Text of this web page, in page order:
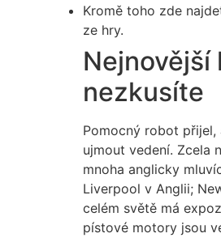
Kromě toho zde
ze hry.
nezkusíte
Pomocný robot přijel,
ujmout vedení. Zcela
mnoha anglicky
Liverpool v Anglii;
celém světě má
pístové motory jsou